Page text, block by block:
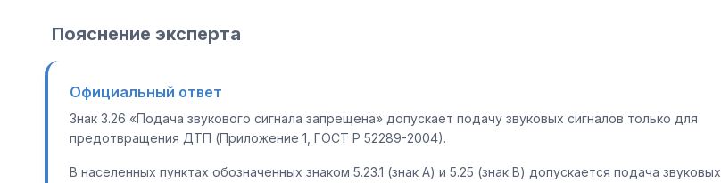
Пояснение эксперта
Официальный ответ
Знак 3.26 «Подача звукового сигнала запрещена» допускает подачу звуковых сигналов только для
предотвращения ДТП (Приложение 1, ГОСТ Р 52289-2004).
В населенных пунктах обозначенных знаком 5.23.1 (знак А) и 5.25 (знак В) допускается подача звуковых